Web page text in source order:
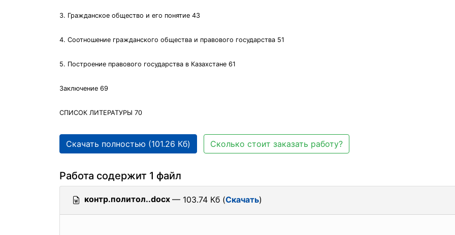
3. Гражданское общество и его понятие 43
4. Соотношение гражданского общества и правового государства 51
5. Построение правового государства в Казахстане 61
Заключение 69
СПИСОК ЛИТЕРАТУРЫ 70
Скачать полностью (101.26 Кб) Сколько стоит заказать работу?
Работа содержит 1 файл
контр.политол..docx — 103.74 Кб (Скачать)